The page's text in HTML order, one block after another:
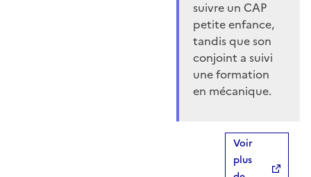
suivre un CAP
petite enfance,
tandis que son
conjoint a suivi
une formation
en mécanique.
Voir
plus